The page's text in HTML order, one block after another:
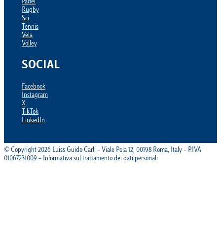
Padel
Rugby
Sci
Tennis
Vela
Volley
SOCIAL
Facebook
Instagram
X
TikTok
LinkedIn
© Copyright 2026 Luiss Guido Carli – Viale Pola 12, 00198 Roma, Italy – P.IVA
01067231009 – Informativa sul trattamento dei dati personali